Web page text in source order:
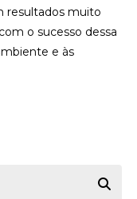
resultados muito
o sucesso dessa
e às